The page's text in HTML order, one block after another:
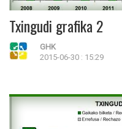
Txingudi grafika 2
GHK
2015-06-30 : 15:29